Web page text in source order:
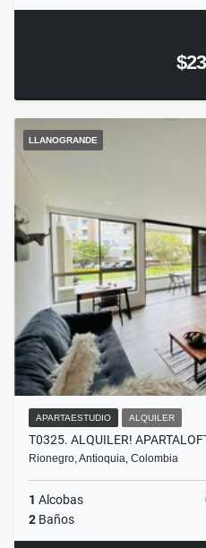
LLANOGRANDE
APARTAESTUDIO ALQUILER
T0325. ALQUILER!
Rionegro, Antioquia, Colombia
1 Alcobas
2 Baños